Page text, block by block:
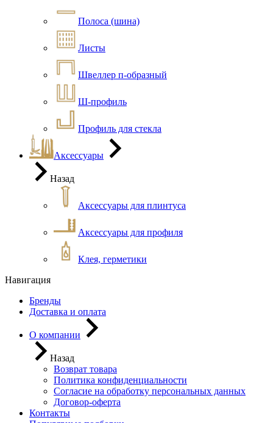
Полоса (шина)
Листы
Швеллер п-образный
Ш-профиль
Профиль для стекла
Аксессуары
Назад
Аксессуары для плинтуса
Аксессуары для профиля
Клея, герметики
Навигация
Бренды
Доставка и оплата
О компании
Назад
Возврат товара
Политика конфиденциальности
Согласие на обработку персональных данных
Договор-оферта
Контакты